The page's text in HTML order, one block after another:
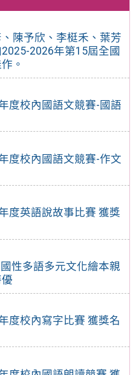
陳予欣、李梃禾、葉芳
2026年第15屆全國
。
度校內國語文競賽-國語
度校內國語文競賽-作文
度英語說故事比賽 獲獎
性多語多元文化繪本親
度校內寫字比賽 獲獎名